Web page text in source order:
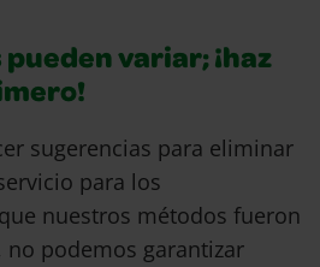
variar; ¡haz
sugerencias para eliminar
para los
nuestros métodos fueron
podemos garantizar